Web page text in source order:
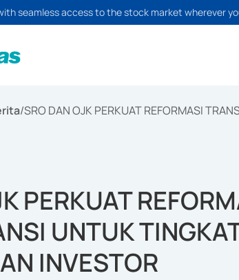
seamless access to the stock market wherever
/SRO DAN OJK PERKUAT REFORMASI
PERKUAT
UNTUK
INVESTOR